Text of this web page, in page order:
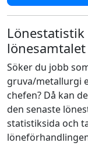
lönesamtalet
Söker du jobb
gruva/metallurgi
chefen? Då kan
den senaste
statistiksida och